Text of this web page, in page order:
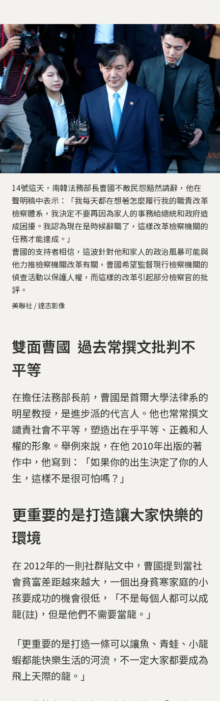
14號這天，南韓法務部長曹國不敵民怨黯然請辭，他在
聲明稿中表示：「我每天都在想著怎麼履行我的職責改革
檢察體系，我決定不要再因為家人的事務給總統和政府造
成困擾。我認為現在是時候辭職了，這樣改革檢察機關的
任務才能達成。」
曹國的支持者相信，這波針對他和家人的政治風暴可能與
他力推檢察機關改革有關，曹國希望監督現行檢察機關的
偵查活動以保護人權，而這樣的改革引起部分檢察官的批
評。
美聯社 / 達志影像
雙面曹國 過去常撰文批判不
平等
在擔任法務部長前，曹國是首爾大學法律系的
明星教授，是進步派的代言人。他也常常撰文
譴責社會不平等，塑造出在乎平等、正義和人
權的形象。舉例來說，在他 2010年出版的著
作中，他寫到：「如果你的出生決定了你的人
生，這樣不是很可怕嗎？」
更重要的是打造讓大家快樂的
環境
在 2012年的一則社群貼文中，曹國提到當社
會貧富差距越來越大，一個出身貧寒家庭的小
孩要成功的機會很低，「不是每個人都可以成
龍(註)，但是他們不需要當龍。」
「更重要的是打造一條可以讓魚、青蛙、小龍
蝦都能快樂生活的河流，不一定大家都要成為
飛上天際的龍。」